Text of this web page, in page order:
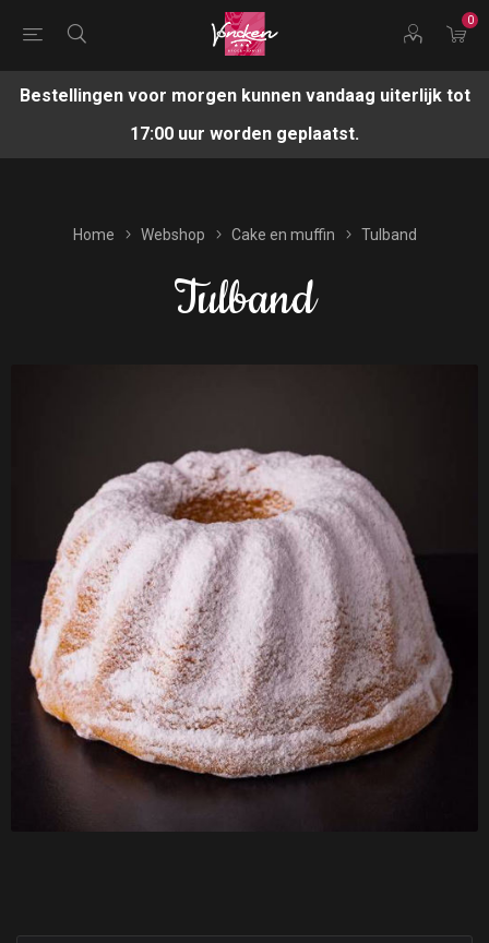
0
Bestellingen voor morgen kunnen vandaag uiterlijk tot
17:00 uur worden geplaatst.
Home Webshop Cake en muffin Tulband
Tulband